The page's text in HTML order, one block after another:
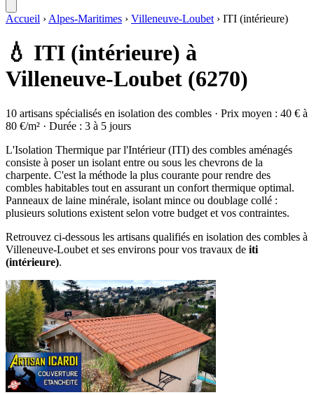
Accueil › Alpes-Maritimes › Villeneuve-Loubet › ITI (intérieure)
💧 ITI (intérieure) à
Villeneuve-Loubet (6270)
10 artisans spécialisés en isolation des combles · Prix moyen : 40 € à
80 €/m² · Durée : 3 à 5 jours
L'Isolation Thermique par l'Intérieur (ITI) des combles aménagés
consiste à poser un isolant entre ou sous les chevrons de la
charpente. C'est la méthode la plus courante pour rendre des
combles habitables tout en assurant un confort thermique optimal.
Panneaux de laine minérale, isolant mince ou doublage collé :
plusieurs solutions existent selon votre budget et vos contraintes.
Retrouvez ci-dessous les artisans qualifiés en isolation des combles à
Villeneuve-Loubet et ses environs pour vos travaux de iti
(intérieure).